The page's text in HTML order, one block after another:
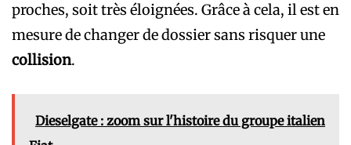
proches, soit très éloignées. Grâce à cela, il est en
mesure de changer de dossier sans risquer une
collision.
Dieselgate : zoom sur l'histoire du groupe italien